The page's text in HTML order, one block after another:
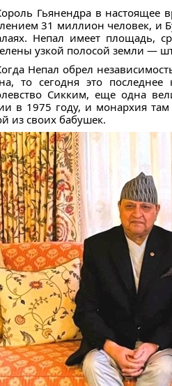
Гьянендра в настоящее
31 миллион человек, и
Непал имеет площадь,
узкой полосой земли —
Непал обрел
то сегодня это
Сикким, еще одна
в 1975 году, и монархия
из своих бабушек.